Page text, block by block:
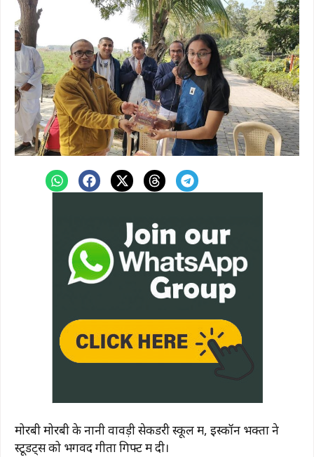
मोरबी मोरबी के नानी वावड़ी सेकेंडरी स्कूल में, इस्कॉन भक्तों ने
स्टूडेंट्स को भगवद गीता गिफ्ट में दी।